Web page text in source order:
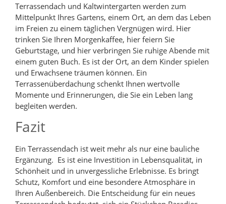
Terrassendach und Kaltwintergarten werden zum
Mittelpunkt Ihres Gartens, einem Ort, an dem das Leben
im Freien zu einem täglichen Vergnügen wird. Hier
trinken Sie Ihren Morgenkaffee, hier feiern Sie
Geburtstage, und hier verbringen Sie ruhige Abende mit
einem guten Buch. Es ist der Ort, an dem Kinder spielen
und Erwachsene träumen können. Ein
Terrassenüberdachung schenkt Ihnen wertvolle
Momente und Erinnerungen, die Sie ein Leben lang
begleiten werden.
Fazit
Ein Terrassendach ist weit mehr als nur eine bauliche
Ergänzung. Es ist eine Investition in Lebensqualität, in
Schönheit und in unvergessliche Erlebnisse. Es bringt
Schutz, Komfort und eine besondere Atmosphäre in
Ihren Außenbereich. Die Entscheidung für ein neues